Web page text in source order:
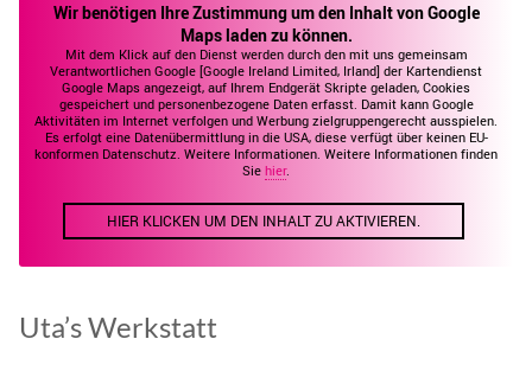
Wir benötigen Ihre Zustimmung um den Inhalt von Google
Maps laden zu können.
Mit dem Klick auf den Dienst werden durch den mit uns gemeinsam
Verantwortlichen Google [Google Ireland Limited, Irland] der Kartendienst
Google Maps angezeigt, auf Ihrem Endgerät Skripte geladen, Cookies
gespeichert und personenbezogene Daten erfasst. Damit kann Google
Aktivitäten im Internet verfolgen und Werbung zielgruppengerecht ausspielen.
Es erfolgt eine Datenübermittlung in die USA, diese verfügt über keinen EU-
konformen Datenschutz. Weitere Informationen. Weitere Informationen finden
Sie hier.
HIER KLICKEN UM DEN INHALT ZU AKTIVIEREN.
Uta’s Werkstatt